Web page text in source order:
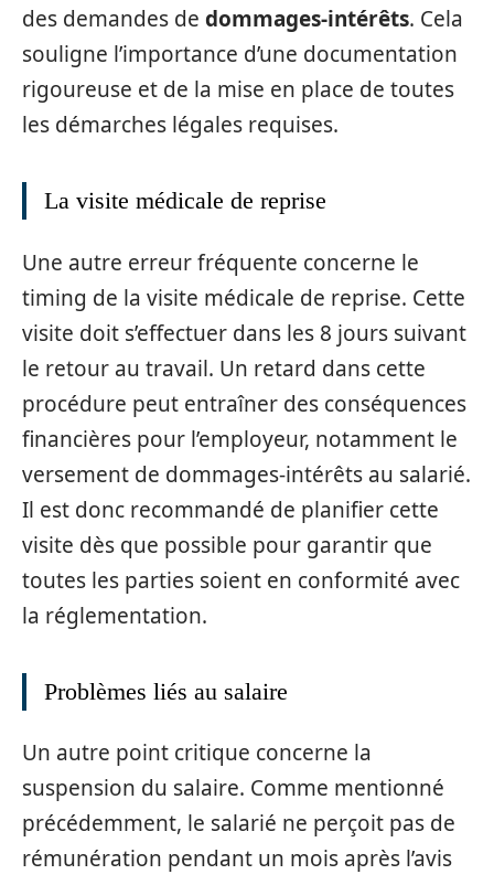
des demandes de dommages-intérêts. Cela
souligne l’importance d’une documentation
rigoureuse et de la mise en place de toutes
les démarches légales requises.
La visite médicale de reprise
Une autre erreur fréquente concerne le
timing de la visite médicale de reprise. Cette
visite doit s’effectuer dans les 8 jours suivant
le retour au travail. Un retard dans cette
procédure peut entraîner des conséquences
financières pour l’employeur, notamment le
versement de dommages-intérêts au salarié.
Il est donc recommandé de planifier cette
visite dès que possible pour garantir que
toutes les parties soient en conformité avec
la réglementation.
Problèmes liés au salaire
Un autre point critique concerne la
suspension du salaire. Comme mentionné
précédemment, le salarié ne perçoit pas de
rémunération pendant un mois après l’avis